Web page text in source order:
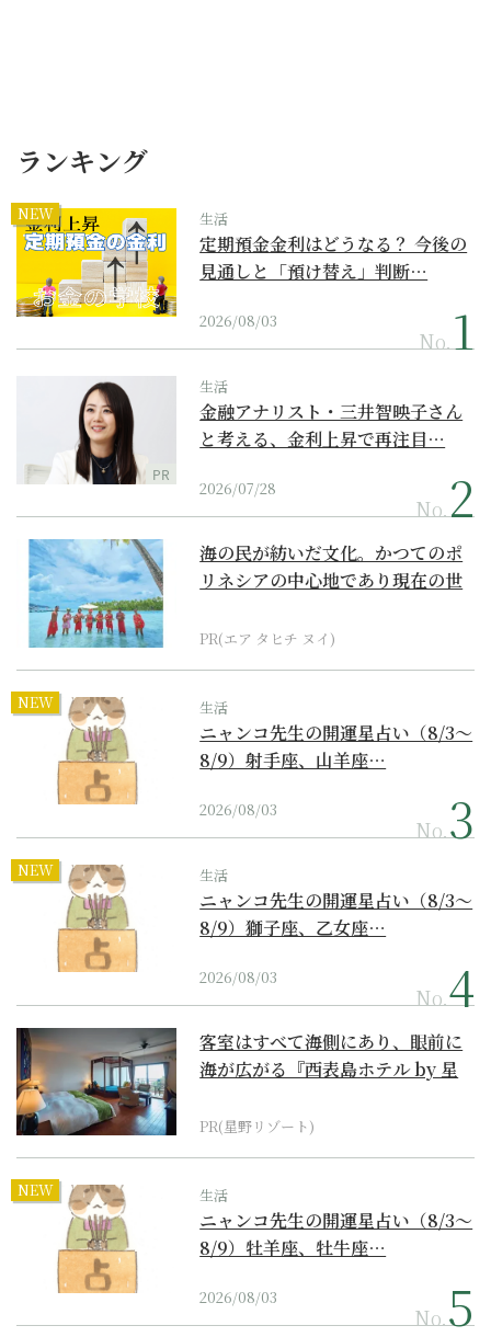
ランキング
NEW 生活
定期預金金利はどうなる？ 今後の
見通しと「預け替え」判断…
2026/08/03
No.
PR
生活
金融アナリスト・三井智映子さん
と考える、金利上昇で再注目…
2026/07/28
No.
海の民が紡いだ文化。かつてのポ
リネシアの中心地であり現在の世
PR(エア タヒチ ヌイ)
NEW 生活
ニャンコ先生の開運星占い（8/3～
8/9）射手座、山羊座…
2026/08/03
No.
NEW 生活
ニャンコ先生の開運星占い（8/3～
8/9）獅子座、乙女座…
2026/08/03
No.
客室はすべて海側にあり、眼前に
海が広がる『西表島ホテル by 星
PR(星野リゾート)
NEW 生活
ニャンコ先生の開運星占い（8/3～
8/9）牡羊座、牡牛座…
2026/08/03
No.